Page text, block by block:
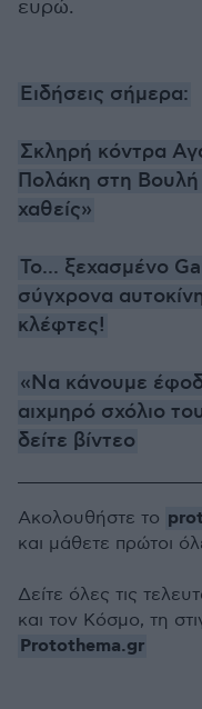
ευρώ.
Ειδήσεις σήμερα:
Σκληρή κόντρα
Πολάκη στη
χαθείς»
Το... ξεχασμένο
σύγχρονα
κλέφτες!
«Να κάνουμε
αιχμηρό σχόλιο
δείτε βίντεο
Ακολουθήστε το
και μάθετε πρώτοι
Δείτε όλες τις
και τον Κόσμο, τη
Protothema.gr